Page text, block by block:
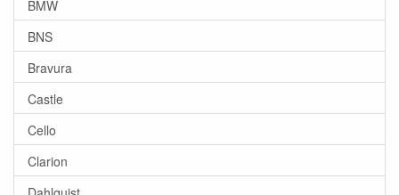
BMW
BNS
Bravura
Castle
Cello
Clarion